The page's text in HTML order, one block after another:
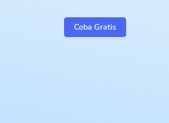
Coba Gratis